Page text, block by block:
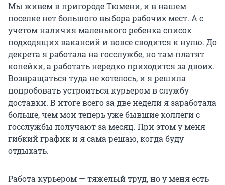
Мы живем в пригороде Тюмени, и в нашем
поселке нет большого выбора рабочих мест. А с
учетом наличия маленького ребенка список
подходящих вакансий и вовсе сводится к нулю. До
декрета я работала на госслужбе, но там платят
копейки, а работать нередко приходится за двоих.
Возвращаться туда не хотелось, и я решила
попробовать устроиться курьером в службу
доставки. В итоге всего за две недели я заработала
больше, чем мои теперь уже бывшие коллеги с
госслужбы получают за месяц. При этом у меня
гибкий график и я сама решаю, когда буду
отдыхать.
Работа курьером — тяжелый труд, но у меня есть